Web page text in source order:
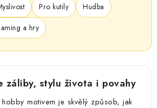
Pro kutily Hudba
a hry
záliby, stylu života i povahy
hobby motivem je skvělý způsob, jak